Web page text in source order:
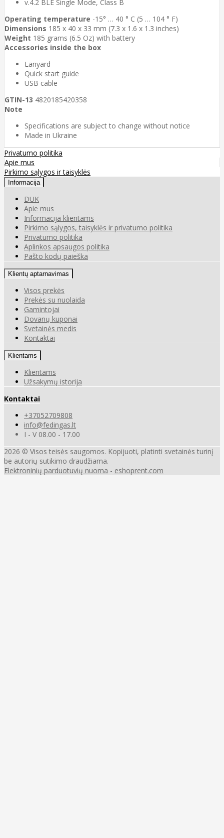
v.4.2 BLE Single Mode, Class B
Operating temperature -15° … 40 ° C (5 … 104 ° F)
Dimensions 185 x 40 x 33 mm (7.3 x 1.6 x 1.3 inches)
Weight 185 grams (6.5 Oz) with battery
Accessories inside the box
Lanyard
Quick start guide
USB cable
GTIN-13 4820185420358
Note
Specifications are subject to change without notice
Мade in Ukraine
Privatumo politika
Apie mus
Pirkimo sąlygos ir taisyklės
Informacija
DUK
Apie mus
Informacija klientams
Pirkimo sąlygos, taisyklės ir privatumo politika
Privatumo politika
Aplinkos apsaugos politika
Pašto kodų paieška
Klientų aptarnavimas
Visos prekės
Prekės su nuolaida
Gamintojai
Dovanų kuponai
Svetainės medis
Kontaktai
Klientams
Klientams
Užsakymų istorija
Kontaktai
+37052709808
info@fedingas.lt
I - V 08.00 - 17.00
2026 © Visos teisės saugomos. Kopijuoti, platinti svetainės turinį
be autorių sutikimo draudžiama.
Elektroninių parduotuvių nuoma - eshoprent.com